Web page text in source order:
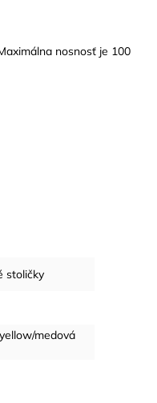
nosnosť je 100
stoličky
medová